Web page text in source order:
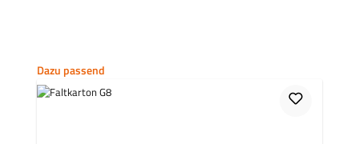
Produktgalerie überspringen
Dazu passend